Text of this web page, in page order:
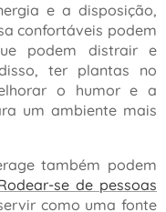
e a disposição,
confortáveis podem
podem distrair e
ter plantas no
o humor e a
um ambiente mais
também podem
se de pessoas
como uma fonte